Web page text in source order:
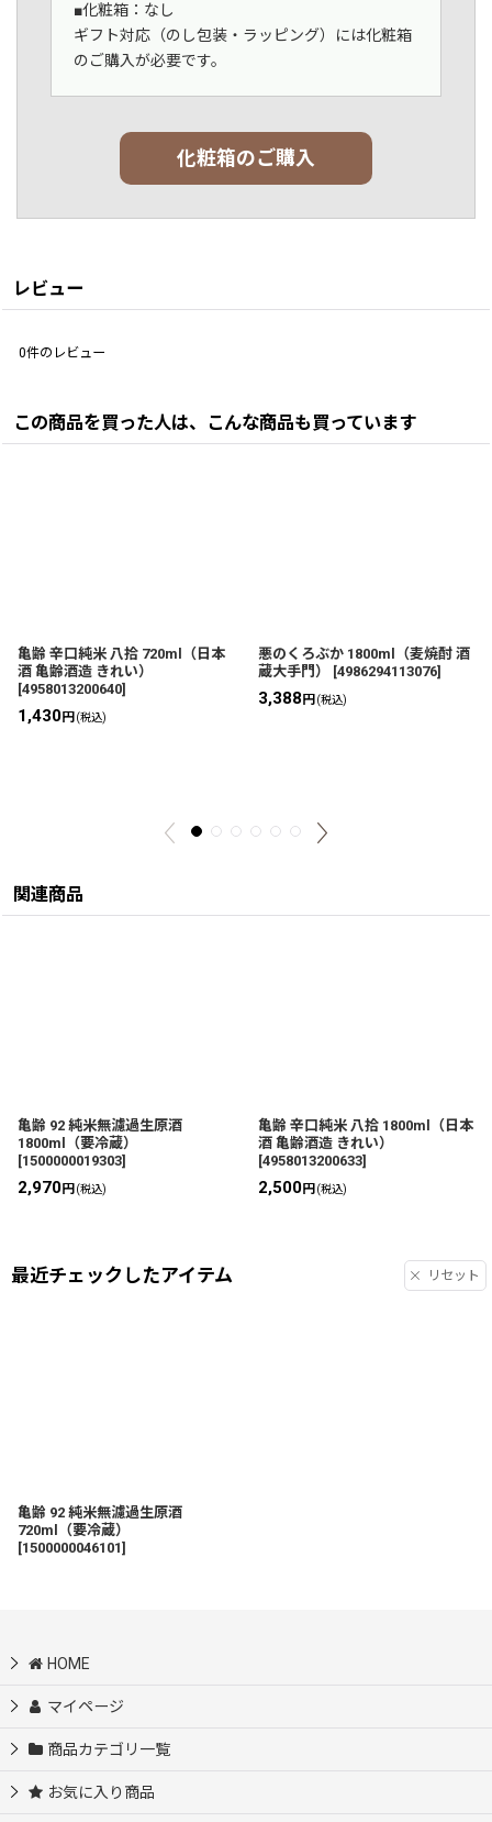
■化粧箱：なし
ギフト対応（のし包装・ラッピング）には化粧箱
のご購入が必要です。
化粧箱のご購入
レビュー
0件のレビュー
この商品を買った人は、こんな商品も買っています
亀齢 辛口純米 八拾 720ml（日本
酒 亀齢酒造 きれい）
[4958013200640]
1,430円 (税込)
悪のくろぶか 1800ml（麦焼酎 酒
蔵大手門）
[4986294113076]
3,388 円 (税込)
関連商品
亀齢 92 純米無濾過生原酒
1800ml（要冷蔵）
[1500000019303]
2,970円(税込)
亀齢 辛口純米 八拾 1800ml（日本
酒 亀齢酒造 きれい）
[4958013200633]
2,500円(税込)
最近チェックしたアイテム リセット
亀齢 92 純米無濾過生原酒
720ml（要冷蔵）
[1500000046101]
HOME
マイページ
商品カテゴリ一覧
お気に入り商品